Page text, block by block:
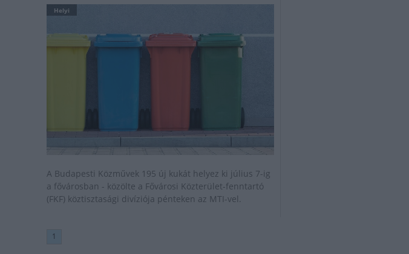
Helyi
A Budapesti Közművek 195 új kukát helyez ki július 7-ig
a fővárosban - közölte a Fővárosi Közterület-fenntartó
(FKF) köztisztasági divíziója pénteken az MTI-vel.
1